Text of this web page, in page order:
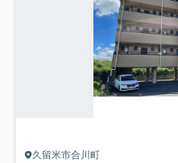
久留米市合川町